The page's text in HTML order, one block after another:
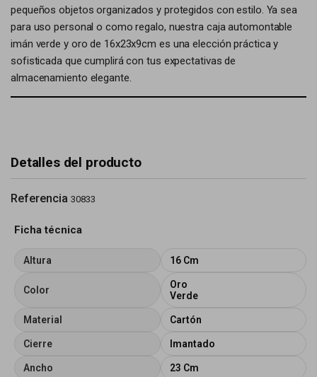
pequeños objetos organizados y protegidos con estilo. Ya sea
para uso personal o como regalo, nuestra caja automontable
imán verde y oro de 16x23x9cm es una elección práctica y
sofisticada que cumplirá con tus expectativas de
almacenamiento elegante.
Detalles del producto
Referencia 30833
Ficha técnica
Altura 16 Cm
Color
Oro
Verde
Material Cartón
Cierre Imantado
Ancho 23 Cm